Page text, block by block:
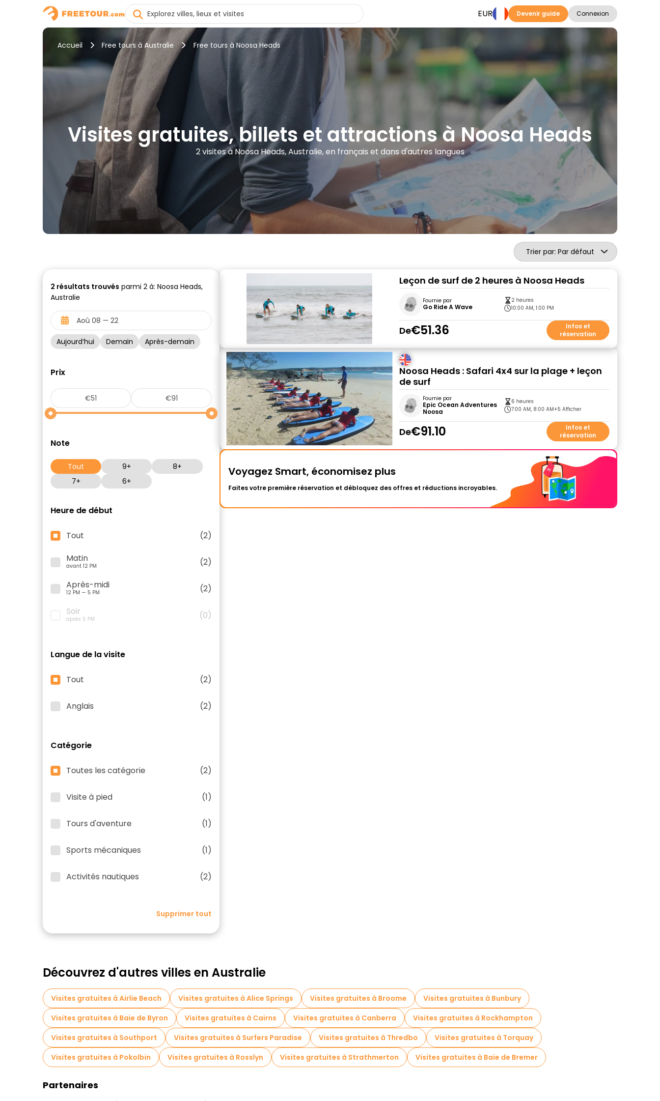
EUR Devenir guide Connexion
Accueil Free tours à Australie Free tours à Noosa Heads
Visites gratuites, billets et attractions à Noosa Heads
2 visites à Noosa Heads, Australie, en français et dans d'autres langues
Trier par: Par défaut
2 résultats trouvés parmi 2 à: Noosa Heads,
Australie
Aujourd’hui Demain Après-demain
Prix
Note
Tout 9+
8+
7+
6+
Heure de début
Tout
(2)
Matin
avant 12 PM
(2)
Après-midi
12 PM — 5 PM
(2)
Soir
après 5 PM (0)
Langue de la visite
Tout (2)
Anglais (2)
Catégorie
Toutes les catégorie (2)
Visite à pied (1)
Tours d'aventure (1)
Sports mécaniques (1)
Activités nautiques (2)
Supprimer tout
Leçon de surf de 2 heures à Noosa Heads
Fournie par
Go Ride A Wave
2 heures
10:00 AM, 1:00 PM
De€51.36
Infos et
réservation
Noosa Heads : Safari 4x4 sur la plage + leçon
de surf
Fournie par
Epic Ocean Adventures
Noosa
6 heures
7:00 AM, 8:00 AM+5 Afficher
De€91.10
Infos et
réservation
Voyagez Smart, économisez plus
Faites votre première réservation et débloquez des offres et réductions incroyables.
Découvrez d'autres villes en Australie
Visites gratuites à Airlie Beach Visites gratuites à Alice Springs Visites gratuites à Broome
Visites gratuites à Bunbury
Visites gratuites à Baie de Byron
Visites gratuites à Cairns Visites gratuites à Canberra
Visites gratuites à Rockhampton
Visites gratuites à Southport
Visites gratuites à Surfers Paradise Visites gratuites à Thredbo
Visites gratuites à Torquay
Visites gratuites à Pokolbin
Visites gratuites à Rosslyn Visites gratuites à Strathmerton Visites gratuites à Baie de Bremer
Partenaires